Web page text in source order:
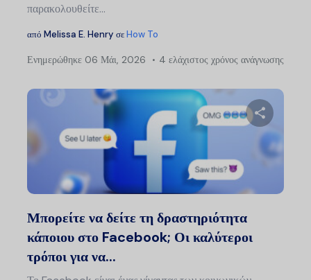
παρακολουθείτε...
από Melissa E. Henry σεHow To
Ενημερώθηκε 06 Μάι, 2026 4 ελάχιστος χρόνος ανάγνωσης
Μπορείτε να δείτε τη δραστηριότητα
κάποιου στο Facebook; Οι καλύτεροι
τρόποι για να...